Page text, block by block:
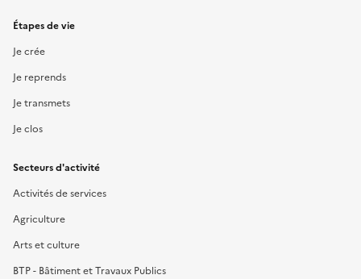
Étapes de vie
Je crée
Je reprends
Je transmets
Je clos
Secteurs d'activité
Activités de services
Agriculture
Arts et culture
BTP - Bâtiment et Travaux Publics